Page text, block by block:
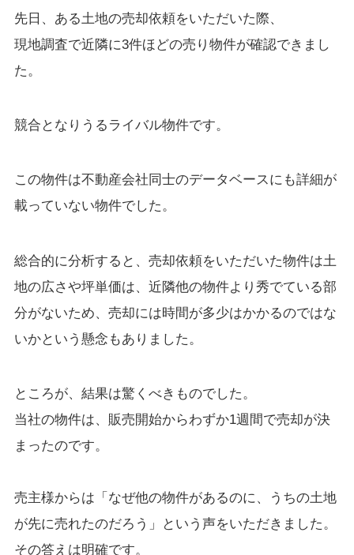
先日、ある土地の売却依頼をいただいた際、
現地調査で近隣に3件ほどの売り物件が確認できまし
た。
競合となりうるライバル物件です。
この物件は不動産会社同士のデータベースにも詳細が
載っていない物件でした。
総合的に分析すると、売却依頼をいただいた物件は土
地の広さや坪単価は、近隣他の物件より秀でている部
分がないため、売却には時間が多少はかかるのではな
いかという懸念もありました。
ところが、結果は驚くべきものでした。
当社の物件は、販売開始からわずか1週間で売却が決
まったのです。
売主様からは「なぜ他の物件があるのに、うちの土地
が先に売れたのだろう」という声をいただきました。
その答えは明確です。